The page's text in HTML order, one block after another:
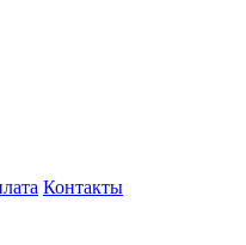
Контакты